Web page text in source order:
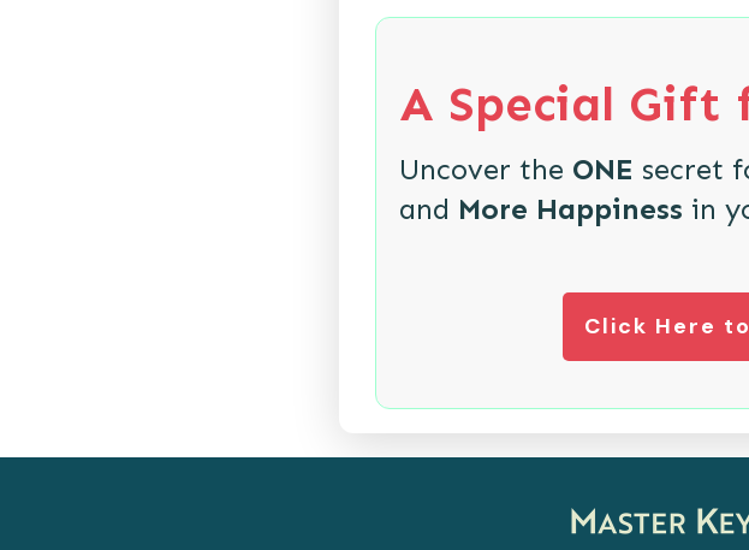
A Special Gift
Uncover the ONE secret
and More Happiness in
Click Here